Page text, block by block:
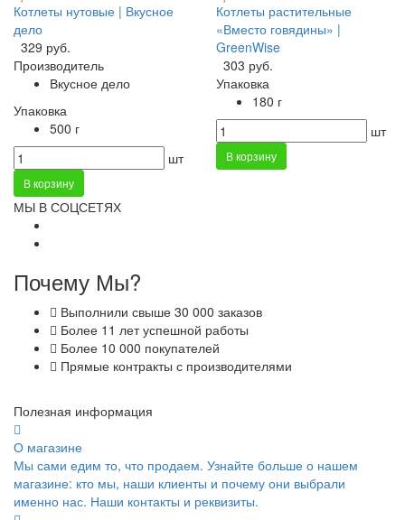
Котлеты нутовые | Вкусное
дело
329 руб.
Производитель
Вкусное дело
Упаковка
500 г
шт
В корзину
Котлеты растительные
«Вместо говядины» |
GreenWise
303 руб.
Упаковка
180 г
шт
В корзину
МЫ В СОЦСЕТЯХ
Почему Мы?
Выполнили свыше 30 000 заказов
Более 11 лет успешной работы
Более 10 000 покупателей
Прямые контракты с производителями
Полезная информация
О магазине
Мы сами едим то, что продаем. Узнайте больше о нашем
магазине: кто мы, наши клиенты и почему они выбрали
именно нас. Наши контакты и реквизиты.